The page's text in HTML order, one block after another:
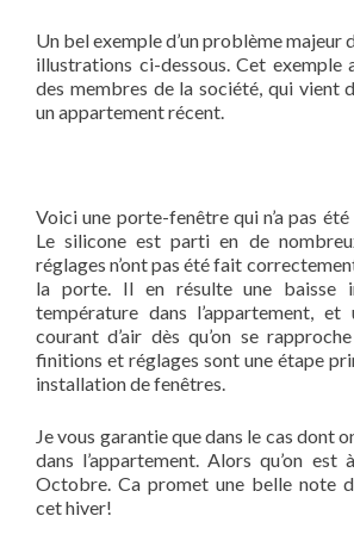
Un bel exemple d’un problème majeur
illustrations ci-dessous. Cet exemple
des membres de la société, qui vient
un appartement récent.
Voici une porte-fenêtre qui n’a pas
Le silicone est parti en de
réglages n’ont pas été fait
la porte. Il en résulte une baisse
température dans l’appartement, et
courant d’air dès qu’on se
finitions et réglages sont une étape
installation de fenêtres.
Je vous garantie que dans le cas dont
dans l’appartement. Alors qu’on est
Octobre. Ca promet une belle note
cet hiver!